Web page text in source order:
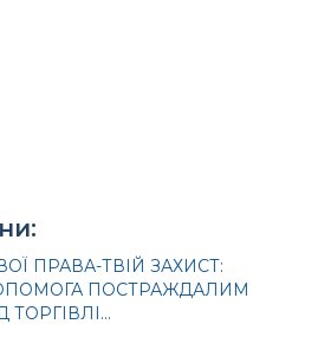
ПРАВА-ТВІЙ ЗАХИСТ:
ПОСТРАЖДАЛИМ
ТОРГІВЛІ...